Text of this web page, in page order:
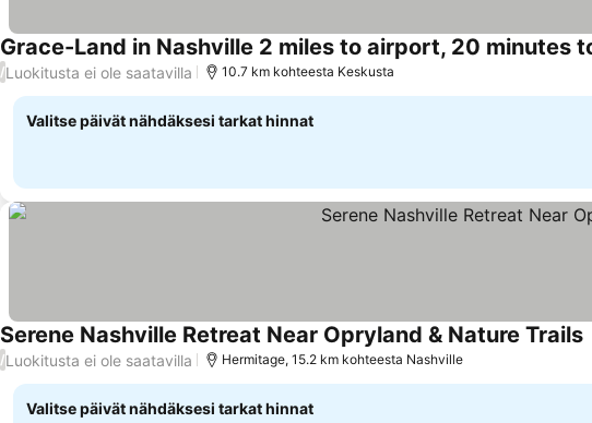
Grace-Land in Nashville 2 miles to airport, 20 minutes
/Luokitusta ei ole saatavilla 10.7 km kohteesta Keskusta
Valitse päivät nähdäksesi tarkat hinnat
Serene Nashville Retreat Near Opryland & Nature Trails
/Luokitusta ei ole saatavilla Hermitage, 15.2 km kohteesta Nashville
Valitse päivät nähdäksesi tarkat hinnat